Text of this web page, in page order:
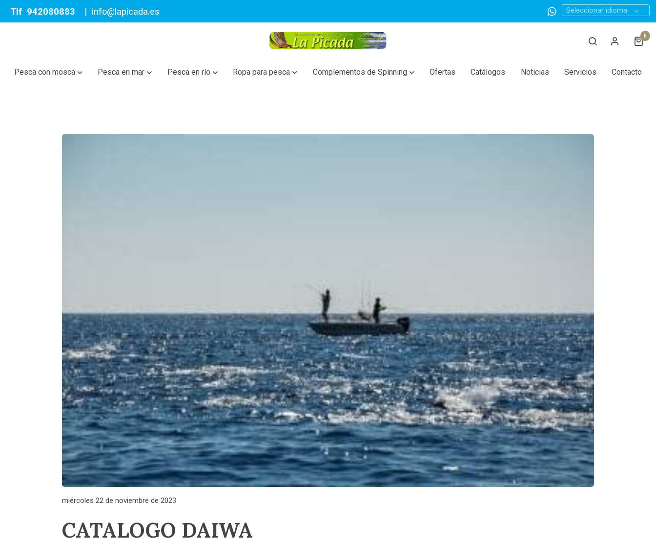
Tlf 942080883 | info@lapicada.es Seleccionar idioma
0
Pesca con mosca Pesca en mar Pesca en río Ropa para pesca Complementos de Spinning Ofertas Catálogos Noticias Servicios Contacto
miércoles 22 de noviembre de 2023
CATALOGO DAIWA